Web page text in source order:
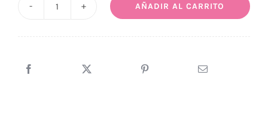
Ambar
AÑADIR AL CARRITO